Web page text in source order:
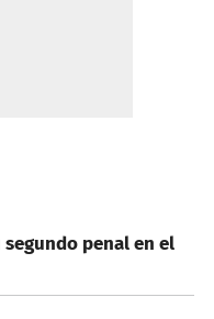
segundo penal en el